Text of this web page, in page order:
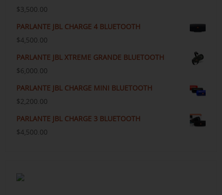
$3,500.00
PARLANTE JBL CHARGE 4 BLUETOOTH
$4,500.00
PARLANTE JBL XTREME GRANDE BLUETOOTH
$6,000.00
PARLANTE JBL CHARGE MINI BLUETOOTH
$2,200.00
PARLANTE JBL CHARGE 3 BLUETOOTH
$4,500.00